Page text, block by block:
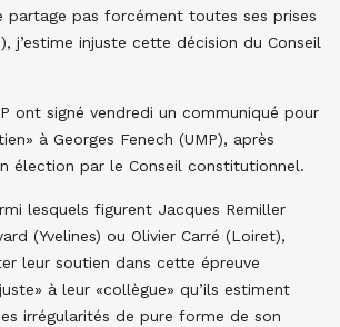
partage pas forcément toutes ses prises
), j’estime injuste cette décision du Conseil
ont signé vendredi un communiqué pour
à Georges Fenech (UMP), après
élection par le Conseil constitutionnel.
lesquels figurent Jacques Remiller
(Yvelines) ou Olivier Carré (Loiret),
leur soutien dans cette épreuve
à leur «collègue» qu’ils estiment
irrégularités de pure forme de son